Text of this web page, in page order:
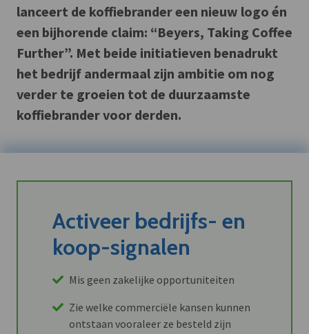
lanceert de koffiebrander een nieuw logo én
een bijhorende claim: “Beyers, Taking Coffee
Further”. Met beide initiatieven benadrukt
het bedrijf andermaal zijn ambitie om nog
verder te groeien tot de duurzaamste
koffiebrander voor derden.
Activeer bedrijfs- en
koop-signalen
Mis geen zakelijke opportuniteiten
Zie welke commerciële kansen kunnen
ontstaan vooraleer ze besteld zijn